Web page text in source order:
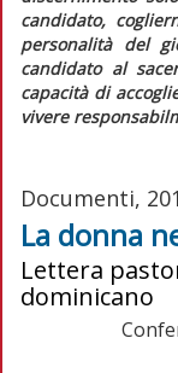
candidato,
personalità del
candidato al
capacità di
vivere
Documenti,
La donna
Lettera
dominicano